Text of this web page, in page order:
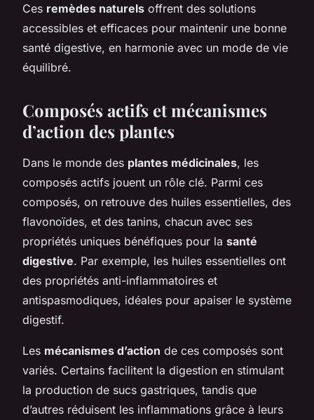
Ces remèdes naturels offrent des solutions
accessibles et efficaces pour maintenir une bonne
santé digestive, en harmonie avec un mode de vie
équilibré.
Composés actifs et mécanismes
d’action des plantes
Dans le monde des plantes médicinales, les
composés actifs jouent un rôle clé. Parmi ces
composés, on retrouve des huiles essentielles, des
flavonoïdes, et des tanins, chacun avec ses
propriétés uniques bénéfiques pour la santé
digestive. Par exemple, les huiles essentielles ont
des propriétés anti-inflammatoires et
antispasmodiques, idéales pour apaiser le système
digestif.
Les mécanismes d’action de ces composés sont
variés. Certains facilitent la digestion en stimulant
la production de sucs gastriques, tandis que
d’autres réduisent les inflammations grâce à leurs